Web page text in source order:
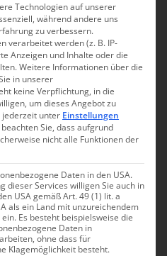
Such-
und
Suche
Technologien auf unserer
während andere uns
zu verbessern.
verarbeitet werden (z. B. IP-
Anzeigen und Inhalte oder die
Weitere Informationen über die
in unserer
keine Verpflichtung, in die
um dieses Angebot zu
jederzeit unter Einstellungen
Sie, dass aufgrund
nicht alle Funktionen der
Daten in den USA.
dieser Services willigen Sie auch in
USA gemäß Art. 49 (1) lit. a
als ein Land mit unzureichendem
Es besteht beispielsweise die
Daten in
ohne dass für
Klagemöglichkeit besteht.